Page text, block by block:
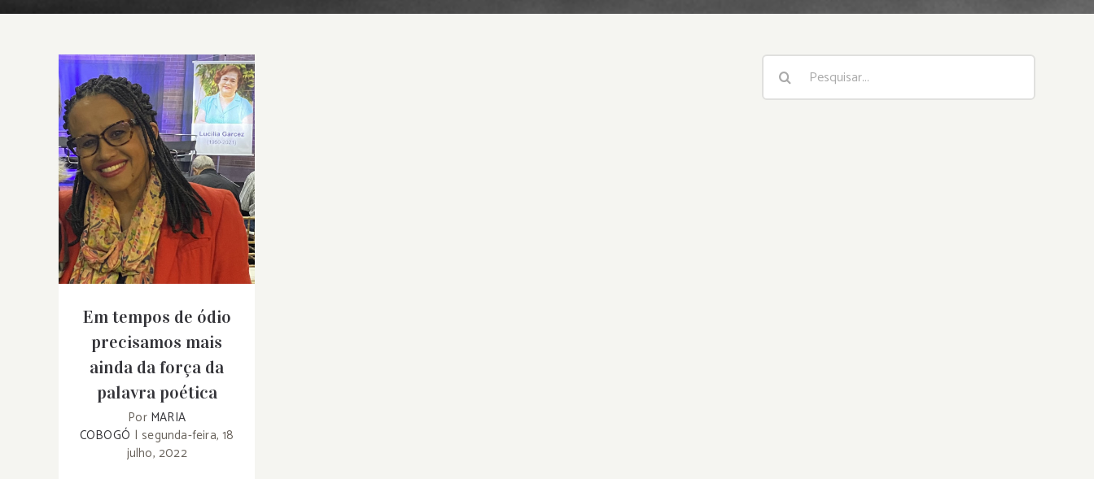
Em tempos de ódio
precisamos mais ainda
da força da palavra
poética
Em tempos de ódio
precisamos mais
ainda da força da
palavra poética
Por MARIA
COBOGÓ | segunda-feira, 18
julho, 2022
Buscar
resultados